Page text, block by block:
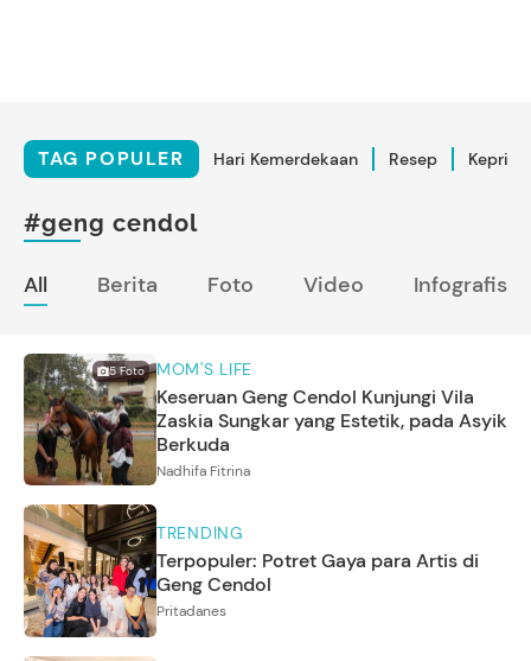
TAG POPULER Hari Kemerdekaan Resep
#geng cendol
All Berita Foto Video Infografis
5Foto MOM'S LIFE
Keseruan Geng Cendol Kunjungi Vila
Zaskia Sungkar yang Estetik, pada Asyik
Berkuda
Nadhifa Fitrina
TRENDING
Terpopuler: Potret Gaya para Artis di
Geng Cendol
Pritadanes